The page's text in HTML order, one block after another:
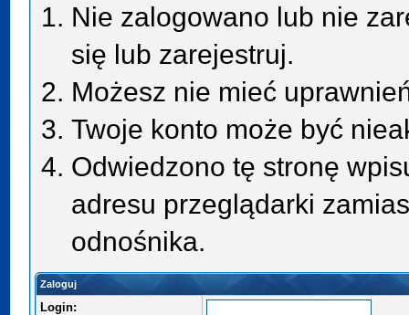
Nie zalogowano lub nie
się lub zarejestruj.
Możesz nie mieć
Twoje konto może być
Odwiedzono tę stronę
adresu przeglądarki
odnośnika.
Zaloguj
Login: